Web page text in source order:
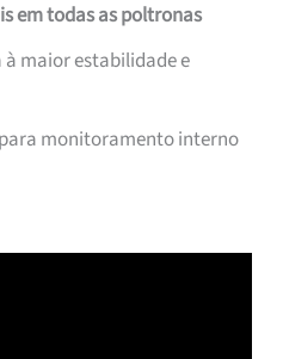
em todas as poltronas
maior estabilidade e
para monitoramento interno